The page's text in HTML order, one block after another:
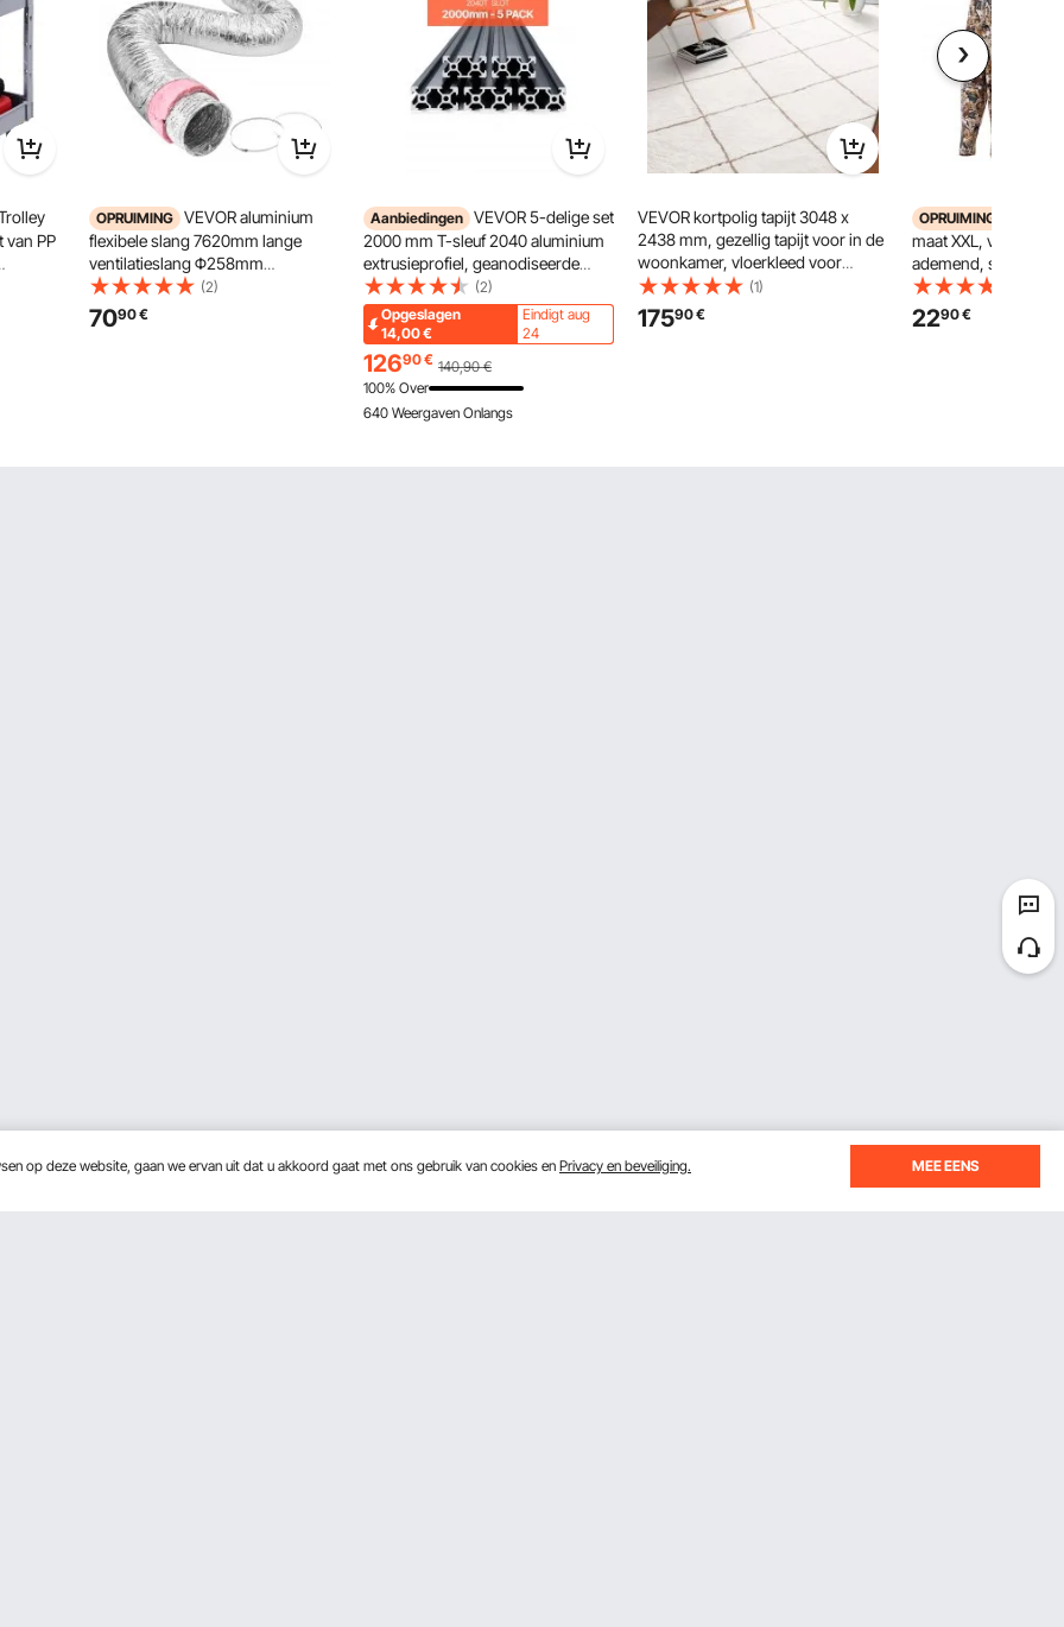
van PP
incl. 2
OPRUIMING VEVOR aluminium
flexibele slang 7620mm lange
ventilatieslang Φ258mm
aluminium flexibele buis
luchtkanaal R-6 thermische
weerstandswaarde 25mm
(2)
7090€
Aanbiedingen VEVOR 5-delige set
2000 mm T-sleuf 2040 aluminium
extrusieprofiel, geanodiseerde
lineaire rail volgens Europese
norm, sleufprofiel voor 3D-
printers, CNC-machines, doe-het-
zelf, lasergraveren, zwart
(2)
Opgeslagen
14,00€
Eindigt aug
24
12690€ 140,90 €
100% Over
640 Weergaven Onlangs
VEVOR kortpolig tapijt 3048 x
2438 mm, gezellig tapijt voor in de
woonkamer, vloerkleed voor
woonkamer, slaapkamer,
studeerkamer, pluisvrij en met
antislip TPR-rug, wit
(1)
17590€
OPRUIMING
maat XXL,
ademend, snel
capuchontrui,
mouwen voor
lente en zomer
2290€
op deze website, gaan we ervan uit dat u akkoord gaat met ons gebruik van cookies en Privacy en beveiliging. MEE EENS